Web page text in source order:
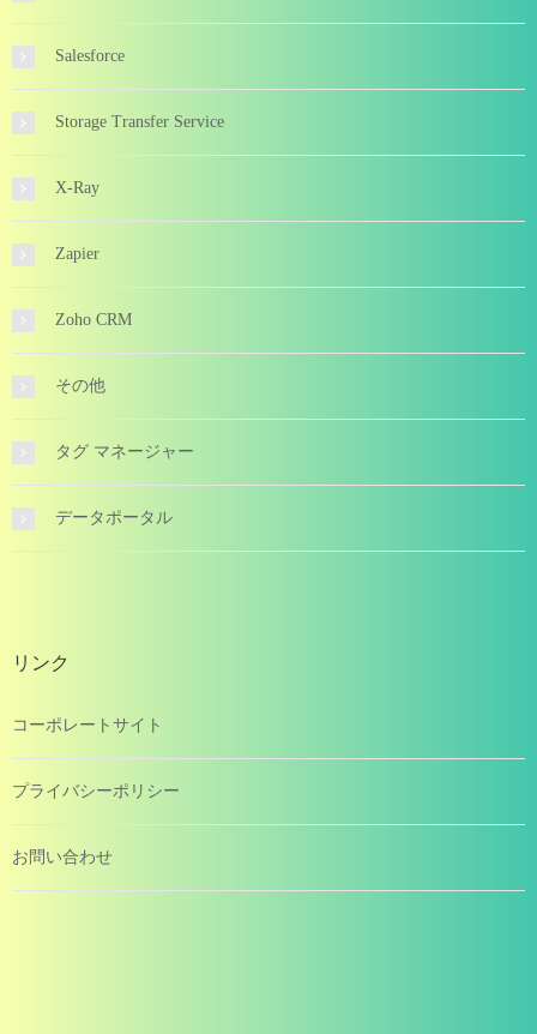
Salesforce
Storage Transfer Service
X-Ray
Zapier
Zoho CRM
その他
タグ マネージャー
データポータル
リンク
コーポレートサイト
プライバシーポリシー
お問い合わせ